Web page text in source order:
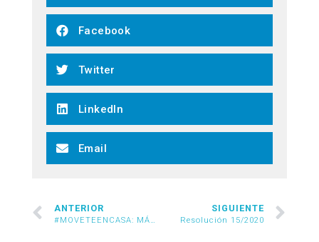
Facebook
Twitter
LinkedIn
Email
ANTERIOR
#MOVETEENCASA: MÁS ACTIVIDADES PARA TODAS LAS EDADES
SIGUIENTE
Resolución 15/2020